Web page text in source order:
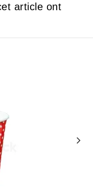
article ont